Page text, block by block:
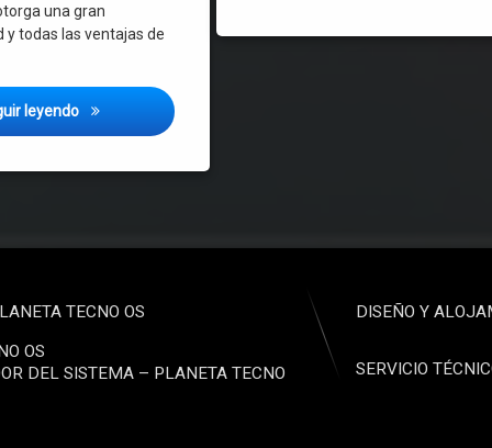
una gran
y todas las ventajas de
leyendo Elementary OS 6.1 Jólnir – Una distribución Linux
TECNO OS
OS
DEL SISTEMA – PLANETA TECNO
DISEÑO Y
SERVICIO
electrónico